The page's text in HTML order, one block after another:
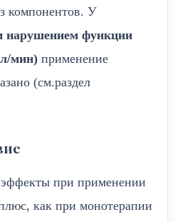
компонентов. У
нарушением функции
мин) применение
(см.раздел
при применении
как при монотерапии